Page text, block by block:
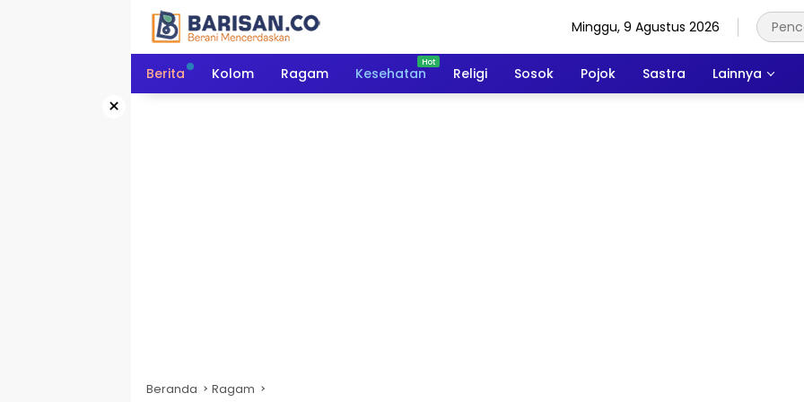
Minggu, 9 Agustus 2026
Berita Kolom Ragam Kesehatan Religi Sosok Pojok Sastra Lainnya
×
Beranda Ragam